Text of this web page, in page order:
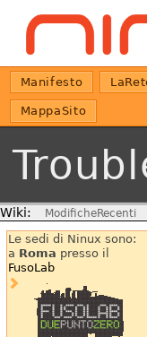
Manifesto
MappaSito
Wiki: ModificheRecenti
Le sedi di Ninux sono:
a Roma presso il
FusoLab